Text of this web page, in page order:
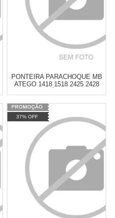
PONTEIRA PARACHOQUE MB
ATEGO 1418 1518 2425 2428
Varejo:
Atacado: R$ 2.550,90 (Apenas
Revendedor)
10
CABINE/ACABAMENTOS
COMPRAR
37% OFF